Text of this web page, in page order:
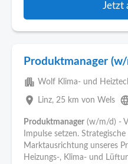
Jetzt
Produktmanager
apartment Wolf Klima- und
place Linz, 25 km von Wels
Produktmanager (w/m/d) -
Impulse setzen.
Marktausrichtung unseres
Heizungs-, Klima- und